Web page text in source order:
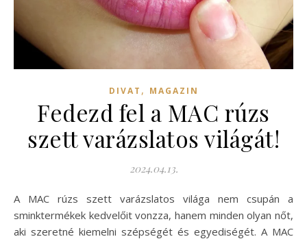
DIVAT , MAGAZIN
Fedezd fel a MAC rúzs
szett varázslatos világát!
2024.04.13.
A MAC rúzs szett varázslatos világa nem csupán a
sminktermékek kedvelőit vonzza, hanem minden olyan nőt,
aki szeretné kiemelni szépségét és egyediségét. A MAC